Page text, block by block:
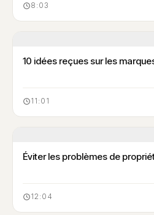
8:03
10 idées reçues sur les
11:01
Éviter les problèmes de
12:04